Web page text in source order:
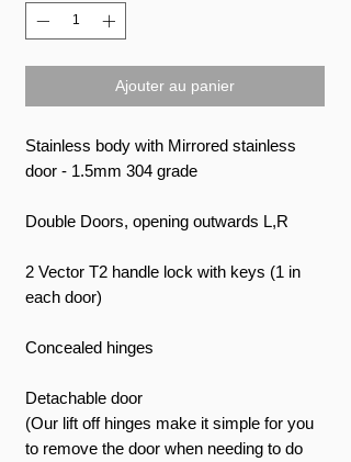
Ajouter au panier
Stainless body with Mirrored stainless
door - 1.5mm 304 grade
Double Doors, opening outwards L,R
2 Vector T2 handle lock with keys (1 in
each door)
Concealed hinges
Detachable door
(Our lift off hinges make it simple for you
to remove the door when needing to do